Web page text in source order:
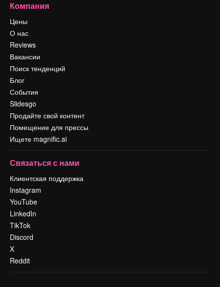
Компания
Цены
О нас
Reviews
Вакансии
Поиск тенденций
Блог
События
Slidesgo
Продайте свой контент
Помещение для прессы
Ищете magnific.ai
Связаться с нами
Клиентская поддержка
Instagram
YouTube
LinkedIn
TikTok
Discord
X
Reddit